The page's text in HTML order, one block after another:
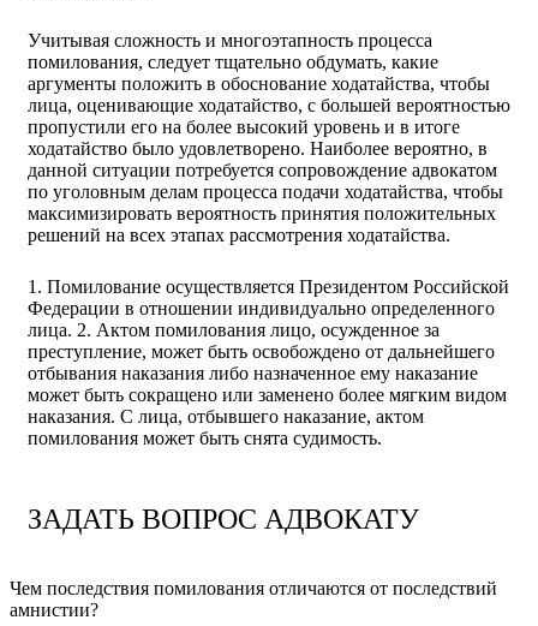
Учитывая сложность и многоэтапность процесса
помилования, следует тщательно обдумать, какие
аргументы положить в обоснование ходатайства, чтобы
лица, оценивающие ходатайство, с большей вероятностью
пропустили его на более высокий уровень и в итоге
ходатайство было удовлетворено. Наиболее вероятно, в
данной ситуации потребуется сопровождение адвокатом
по уголовным делам процесса подачи ходатайства, чтобы
максимизировать вероятность принятия положительных
решений на всех этапах рассмотрения ходатайства.
1. Помилование осуществляется Президентом Российской
Федерации в отношении индивидуально определенного
лица. 2. Актом помилования лицо, осужденное за
преступление, может быть освобождено от дальнейшего
отбывания наказания либо назначенное ему наказание
может быть сокращено или заменено более мягким видом
наказания. С лица, отбывшего наказание, актом
помилования может быть снята судимость.
ЗАДАТЬ ВОПРОС АДВОКАТУ
Чем последствия помилования отличаются от последствий
амнистии?